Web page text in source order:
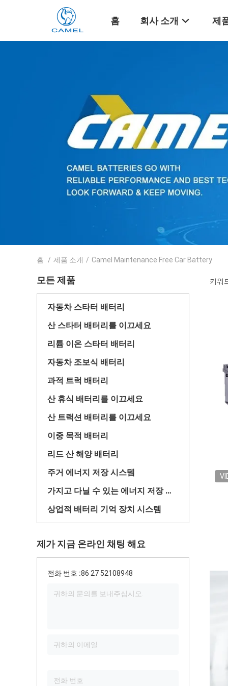
홈 회사 소개 제
홈 / 제품 소개 / Camel Maintenance Free Car Battery
모든 제품
자동차 스타터 배터리
산 스타터 배터리를 이끄세요
리튬 이온 스타터 배터리
자동차 조보식 배터리
과적 트럭 배터리
산 휴식 배터리를 이끄세요
산 트랙션 배터리를 이끄세요
이중 목적 배터리
리드 산 해양 배터리
주거 에너지 저장 시스템
가지고 다닐 수 있는 에너지 저장 시스템
상업적 배터리 기억 장치 시스템
제가 지금 온라인 채팅 해요
전화 번호 :86 27 52108948
키워